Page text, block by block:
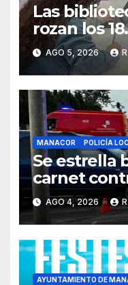
Las
rozan los
AGO 5, 2026
MANACOR POLICÍA
Se estrella
carnet
ronda del
lo destroza
AGO 4, 2026
AYUNTAMIENTO DE